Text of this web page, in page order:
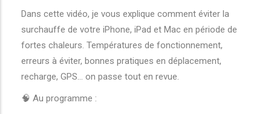
Dans cette vidéo, je vous explique comment éviter la
surchauffe de votre iPhone, iPad et Mac en période de
fortes chaleurs. Températures de fonctionnement,
erreurs à éviter, bonnes pratiques en déplacement,
recharge, GPS… on passe tout en revue.
🧠 Au programme :